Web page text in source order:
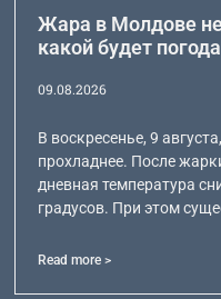
Жара в Молдове
какой будет
09.08.2026
В воскресенье, 9
прохладнее. После
дневная температура
градусов. При этом
Read more >